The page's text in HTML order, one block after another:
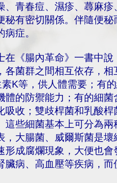
青春痘、濕疹、蕁麻
有密切關係。伴隨便秘
症。
《腸內革命》一書中
菌群之間相互依存，
K等，供人體需要；有
的防禦能力；有的細
收；雙歧桿菌和乳酸
些細菌基本上可分為兩
大腸菌、威爾斯菌是
成腐爛現象，大便也會
病、高血壓等疾病，